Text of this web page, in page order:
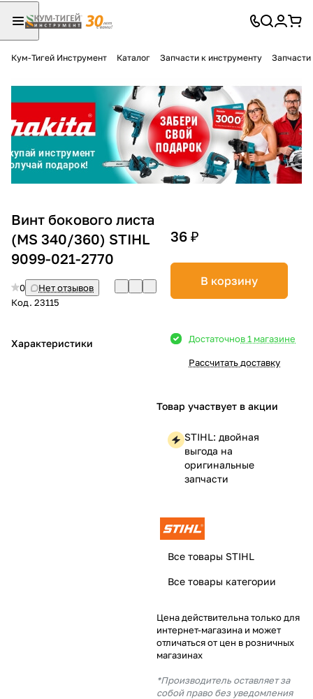
Кум-Тигей Инструмент Каталог Запчасти к инструменту Запчасти
Винт бокового листа
(MS 340/360) STIHL
9099-021-2770
0
Нет отзывов
Код. 23115
Характеристики
36 ₽
В корзину
Достаточнов 1 магазине
Рассчитать доставку
Товар участвует в акции
STIHL: двойная
выгода на
оригинальные
запчасти
Все товары STIHL
Все товары категории
Цена действительна только для
интернет-магазина и может
отличаться от цен в розничных
магазинах
*Производитель оставляет за
собой право без уведомления
Разбейте
оплатуна части
без переплат
График платежей
Сегодня
в корзину
% картой любого банка
% будут
с вашей карты
каждые 2 недели